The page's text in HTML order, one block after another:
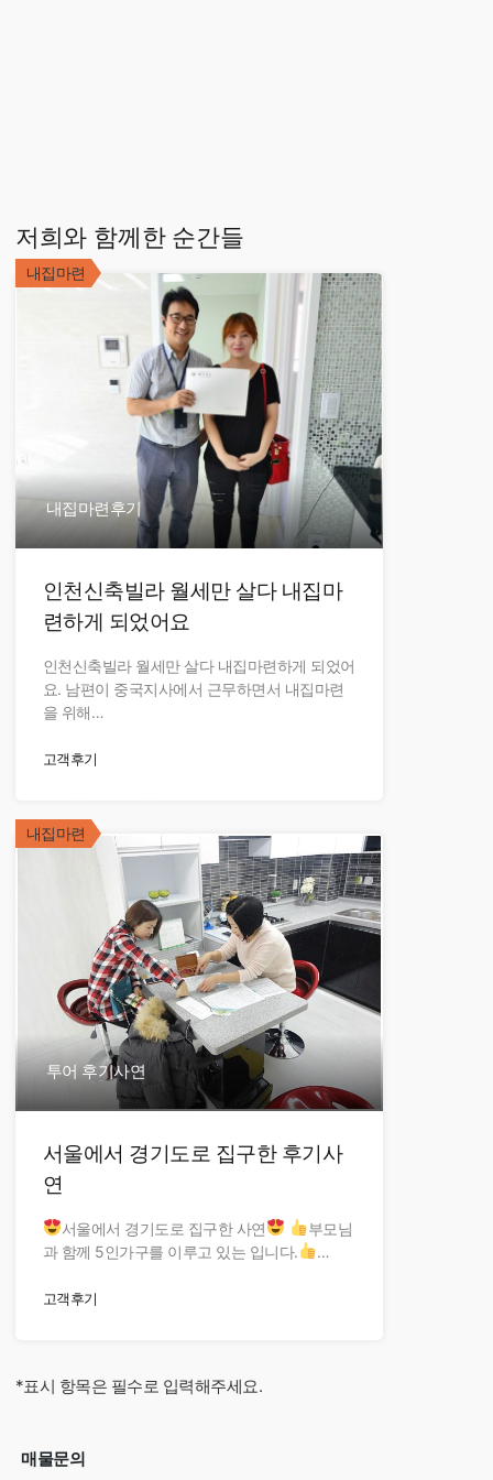
저희와 함께한 순간들
내집마련
내집마련후기
인천신축빌라 월세만 살다 내집마
련하게 되었어요
인천신축빌라 월세만 살다 내집마련하게 되었어
요. 남편이 중국지사에서 근무하면서 내집마련
을 위해…
고객후기
내집마련
투어 후기사연
서울에서 경기도로 집구한 후기사
연
서울에서 경기도로 집구한 사연
부모님
과 함께 5인가구를 이루고 있는 입니다.
…
고객후기
*표시 항목은 필수로 입력해주세요.
매물문의